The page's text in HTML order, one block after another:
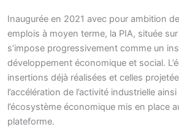
Inaugurée en 2021 avec pour ambition
emplois à moyen terme, la PIA, située
s’impose progressivement comme un
développement économique et social.
insertions déjà réalisées et celles
l’accélération de l’activité industrielle
l’écosystème économique mis en place
plateforme.